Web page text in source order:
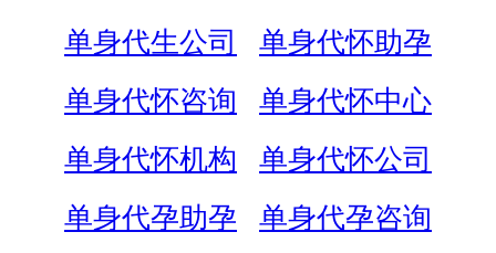
单身代生公司
单身代怀助孕
单身代怀咨询
单身代怀中心
单身代怀机构
单身代怀公司
单身代孕助孕
单身代孕咨询